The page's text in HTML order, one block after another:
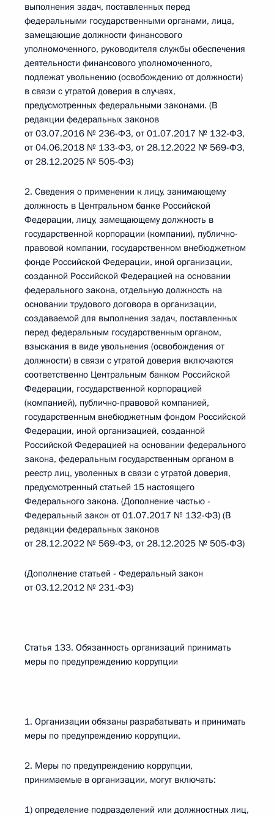
выполнения задач, поставленных перед
федеральными государственными органами, лица,
замещающие должности финансового
уполномоченного, руководителя службы обеспечения
деятельности финансового уполномоченного,
подлежат увольнению (освобождению от должности)
в связи с утратой доверия в случаях,
предусмотренных федеральными законами. (В
редакции федеральных законов
от 03.07.2016 № 236-ФЗ, от 01.07.2017 № 132-ФЗ,
от 04.06.2018 № 133-ФЗ, от 28.12.2022 № 569-ФЗ,
от 28.12.2025 № 505-ФЗ)
2. Сведения о применении к лицу, занимающему
должность в Центральном банке Российской
Федерации, лицу, замещающему должность в
государственной корпорации (компании), публично-
правовой компании, государственном внебюджетном
фонде Российской Федерации, иной организации,
созданной Российской Федерацией на основании
федерального закона, отдельную должность на
основании трудового договора в организации,
создаваемой для выполнения задач, поставленных
перед федеральным государственным органом,
взыскания в виде увольнения (освобождения от
должности) в связи с утратой доверия включаются
соответственно Центральным банком Российской
Федерации, государственной корпорацией
(компанией), публично-правовой компанией,
государственным внебюджетным фондом Российской
Федерации, иной организацией, созданной
Российской Федерацией на основании федерального
закона, федеральным государственным органом в
реестр лиц, уволенных в связи с утратой доверия,
предусмотренный статьей 15 настоящего
Федерального закона. (Дополнение частью -
Федеральный закон от 01.07.2017 № 132-ФЗ) (В
редакции федеральных законов
от 28.12.2022 № 569-ФЗ, от 28.12.2025 № 505-ФЗ)
(Дополнение статьей - Федеральный закон
от 03.12.2012 № 231-ФЗ)
Статья 133. Обязанность организаций принимать
меры по предупреждению коррупции
1. Организации обязаны разрабатывать и принимать
меры по предупреждению коррупции.
2. Меры по предупреждению коррупции,
принимаемые в организации, могут включать:
1) определение подразделений или должностных лиц,